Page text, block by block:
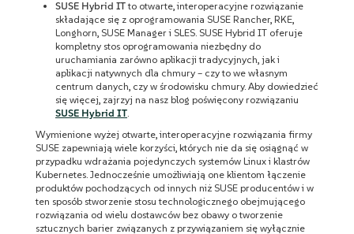
SUSE Hybrid ITto otwarte, interoperacyjne rozwiązanie
składające się z oprogramowania SUSE Rancher, RKE,
Longhorn, SUSE Manager i SLES. SUSE Hybrid IT oferuje
kompletny stos oprogramowania niezbędny do
uruchamiania zarówno aplikacji tradycyjnych, jak i
aplikacji natywnych dla chmury – czy to we własnym
centrum danych, czy w środowisku chmury. Aby dowiedzieć
się więcej, zajrzyj na nasz blog poświęcony rozwiązaniu
SUSE Hybrid IT
Wymienione wyżej otwarte, interoperacyjne rozwiązania firmy
SUSE zapewniają wiele korzyści, których nie da się osiągnąć w
przypadku wdrażania pojedynczych systemów Linux i klastrów
Kubernetes. Jednocześnie umożliwiają one klientom łączenie
produktów pochodzących od innych niż SUSE producentów i w
ten sposób stworzenie stosu technologicznego obejmującego
rozwiązania od wielu dostawców bez obawy o tworzenie
sztucznych barier związanych z przywiązaniem się wyłącznie